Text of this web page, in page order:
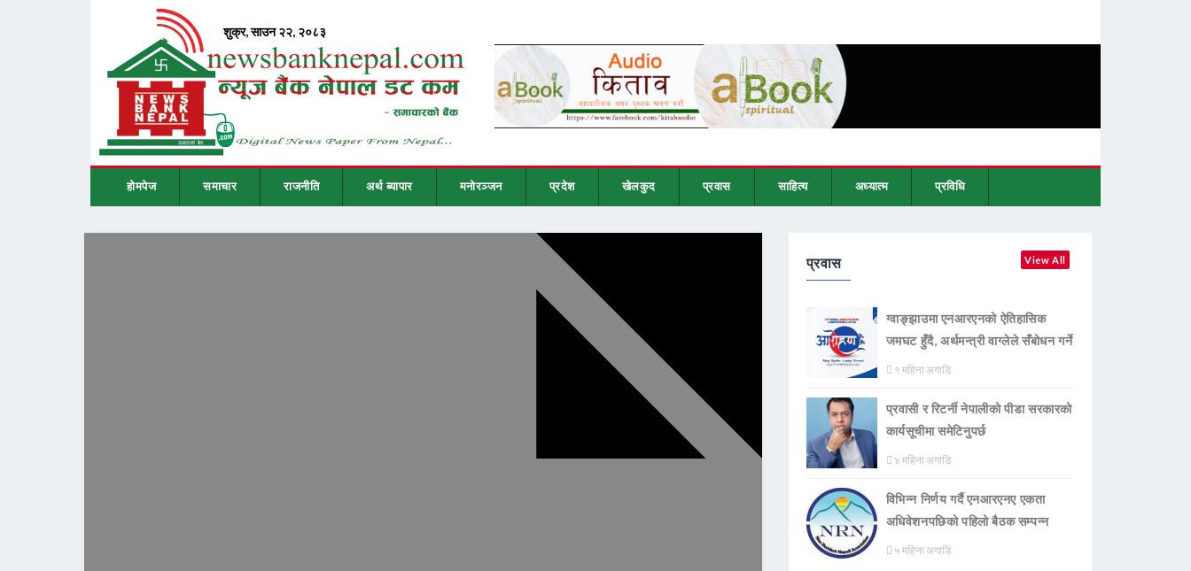
होमपेज समाचार राजनीति अर्थ ब्यापार मनोरञ्जन प्रदेश खेलकुद प्रवास साहित्य अध्यात्म प्रविधि
प्रवास View All
ग्वाङ्झाउमा एनआरएनको ऐतिहासिक
जमघट हुँदै, अर्थमन्त्री वाग्लेले सँबोधन गर्ने
१ महिना अगाडि
प्रवासी र रिटर्नी नेपालीको पीडा सरकारको
कार्यसूचीमा समेटिनुपर्छ
४ महिना अगाडि
विभिन्न निर्णय गर्दै एनआरएनए एकता
अधिवेशनपछिको पहिलो बैठक सम्पन्न
५ महिना अगाडि